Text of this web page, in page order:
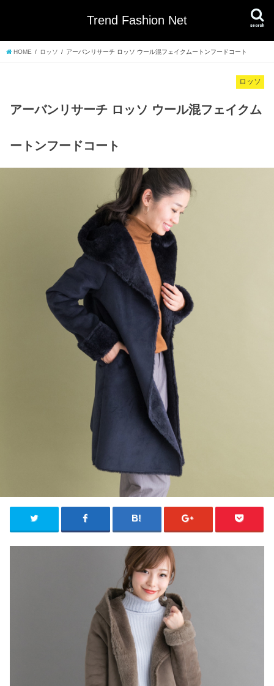
Trend Fashion Net search
HOME ロッソ アーバンリサーチ ロッソ ウール混フェイクムートンフードコート
ロッソ
アーバンリサーチ ロッソ ウール混フェイクム
ートンフードコート